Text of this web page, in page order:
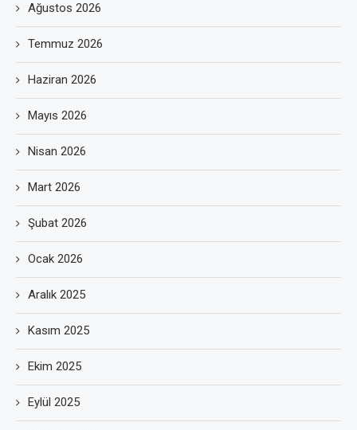
Ağustos 2026
Temmuz 2026
Haziran 2026
Mayıs 2026
Nisan 2026
Mart 2026
Şubat 2026
Ocak 2026
Aralık 2025
Kasım 2025
Ekim 2025
Eylül 2025